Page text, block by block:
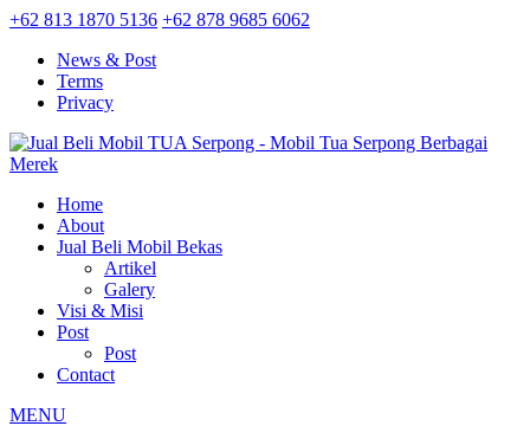
+62 813 1870 5136 +62 878 9685 6062
News & Post
Terms
Privacy
Home
About
Jual Beli Mobil Bekas
Artikel
Galery
Visi & Misi
Post
Post
Contact
MENU